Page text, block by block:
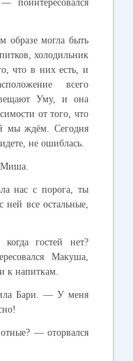
— поинтересовался
образе могла быть
холодильник
,что в них есть
и
всего
Уму, и
она
от того что
мы ждём
Сегодня
,не ошиблась
Миша
нас с порога, ты
с ней все остальные,
когда гостей нет?
Макуша,
к напиткам
Бари . — У меня
!
? — оторвался